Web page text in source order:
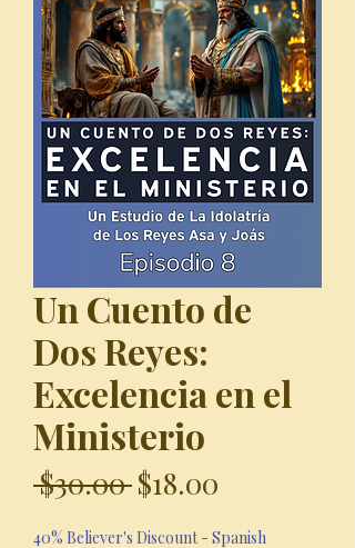
Un Cuento de
Dos Reyes:
Excelencia en el
Ministerio
$30.00 Regular
$18.00
40% Believer's Discount - Spanish